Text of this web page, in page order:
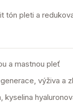
tón pleti a
a mastnou pleť
výživa a
kyselina